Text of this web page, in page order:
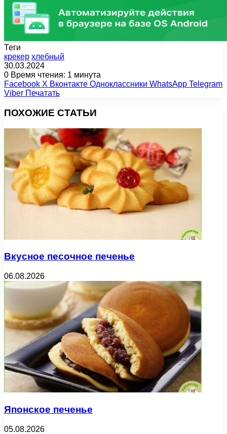
Теги
крекер хлебный
30.03.2024
0 Время чтения: 1 минута
Facebook X Вконтакте Одноклассники WhatsApp Telegram
Viber Печатать
ПОХОЖИЕ СТАТЬИ
Вкусное песочное печенье
06.08.2026
Японское печенье
05.08.2026